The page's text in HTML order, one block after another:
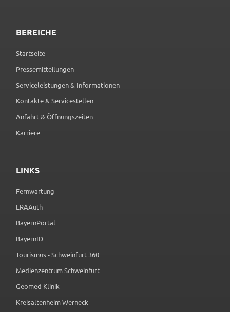
BEREICHE
Startseite
Pressemitteilungen
Serviceleistungen & Informationen
Kontakte & Servicestellen
Anfahrt & Öffnungszeiten
Karriere
LINKS
Fernwartung
(externer Link, öffnet in neuem Tab)
LRAAuth
(externer Link, öffnet in neuem Tab)
BayernPortal
(externer Link, öffnet in neuem Tab)
BayernID
(externer Link, öffnet in neuem Tab)
Tourismus - Schweinfurt 360
(externer Link, öffnet in neuem Tab)
Medienzentrum Schweinfurt
(externer Link, öffnet in neuem Tab)
Geomed Klinik
(externer Link, öffnet in neuem Tab)
Kreisaltenheim Werneck
(externer Link, öffnet in neuem Tab)